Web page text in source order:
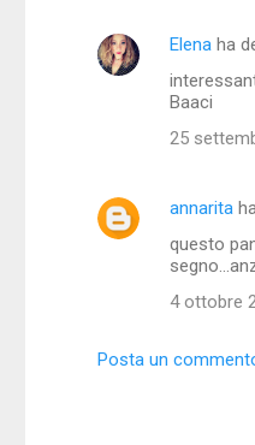
Elena ha
Baaci
25
annarita
questo
4 ottobre
Posta un